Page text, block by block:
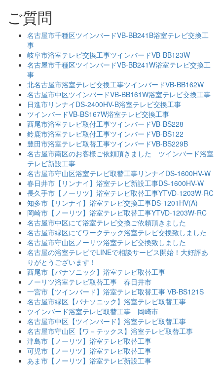
ご質問
名古屋市千種区ツインバードVB-BB241B浴室テレビ交換工
事
岐阜市浴室テレビ交換工事ツインバードVB-BB123W
名古屋市千種区ツインバードVB-BB241W浴室テレビ交換工
事
北名古屋市浴室テレビ交換工事ツインバードVB-BB162W
名古屋市中区ツインバードVB-BB161W浴室テレビ交換工事
日進市リンナイDS-2400HV-B浴室テレビ交換工事
ツインバードVB-BS167W浴室テレビ交換工事
西尾市浴室テレビ取付工事ツインバードVB-BS228
鈴鹿市浴室テレビ取付工事ツインバードVB-BS122
豊田市浴室テレビ取替工事ツインバードVB-BS229B
名古屋市南区のお客様ご依頼頂きました ツインバード浴室
テレビ新設工事
名古屋市守山区浴室テレビ取替工事リンナイDS-1600HV-W
春日井市【リンナイ】浴室テレビ新設工事DS-1600HV-W
長久手市【ノーリツ】浴室テレビ取替工事YTVD-1203W-RC
知多市【リンナイ】浴室テレビ交換工事DS-1201HV(A)
岡崎市【ノーリツ】浴室テレビ取替工事YTVD-1203W-RC
名古屋市中区にて浴室テレビ交換ご依頼頂きました
名古屋市緑区にてワークテック浴室テレビ交換致しました
名古屋市守山区ノーリツ浴室テレビ交換致しました
名古屋の浴室テレビでLINEで相談サービス開始！大好評あ
りがとうございます！
西尾市【パナソニック】浴室テレビ取替工事
ノーリツ浴室テレビ取替工事 春日井市
一宮市【ツインバード】浴室テレビ取替工事 VB-BS121S
名古屋市緑区【パナソニック】浴室テレビ取替工事
ツインバード浴室テレビ取替工事 岡崎市
名古屋市中区【ツインバード】浴室テレビ取替工事
名古屋市守山区【ワ－テックス】浴室テレビ取替工事
津島市【ノーリツ】浴室テレビ取替工事
可児市【ノーリツ】浴室テレビ取替工事
あま市【ノーリツ】浴室テレビ新設工事